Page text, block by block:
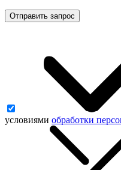
Отправить запрос
условиями обработки